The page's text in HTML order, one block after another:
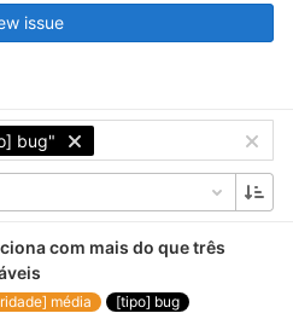
issue
bug"
com mais do que três
média [tipo] bug